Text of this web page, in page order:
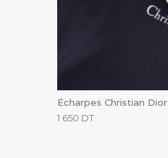
Écharpes Christian Dior
1 650 DT